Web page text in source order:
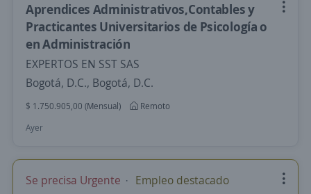
Aprendices Administrativos,Contables y
Practicantes Universitarios de Psicología o
en Administración
EXPERTOS EN SST SAS
Bogotá, D.C., Bogotá, D.C.
$ 1.750.905,00 (Mensual)
Remoto
Ayer
Se precisa Urgente Empleo destacado